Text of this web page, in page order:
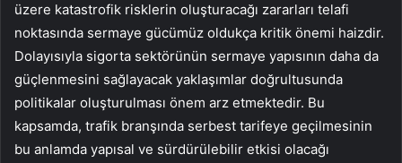
üzere katastrofik risklerin oluşturacağı zararları telafi
noktasında sermaye gücümüz oldukça kritik önemi haizdir.
Dolayısıyla sigorta sektörünün sermaye yapısının daha da
güçlenmesini sağlayacak yaklaşımlar doğrultusunda
politikalar oluşturulması önem arz etmektedir. Bu
kapsamda, trafik branşında serbest tarifeye geçilmesinin
bu anlamda yapısal ve sürdürülebilir etkisi olacağı